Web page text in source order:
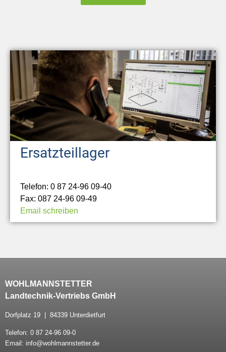
Ersatzteillager
Telefon: 0 87 24-96 09-40
Fax: 087 24-96 09-49
Email schreiben
WOHLMANNSTETTER
Landtechnik-Vertriebs GmbH
Dorfplatz 19 | 84339 Unterdietfurt
Telefon: 0 87 24-96 09-0
Email: info@wohlmannstetter.de